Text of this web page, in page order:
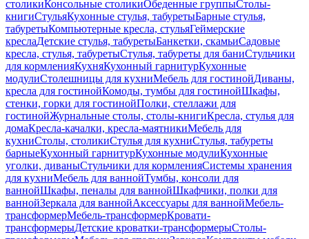
столикиКонсольные столикиОбеденные группыСтолы-
книгиСтульяКухонные стулья, табуретыБарные стулья,
табуретыКомпьютерные кресла, стульяГеймерские
креслаДетские стулья, табуретыБанкетки, скамьиСадовые
кресла, стулья, табуретыСтулья, табуреты для баниСтульчики
для кормленияКухняКухонный гарнитурКухонные
модулиСтолешницы для кухниМебель для гостинойДиваны,
кресла для гостинойКомоды, тумбы для гостинойШкафы,
стенки, горки для гостинойПолки, стеллажи для
гостинойЖурнальные столы, столы-книгиКресла, стулья для
домаКресла-качалки, кресла-маятникиМебель для
кухниСтолы, столикиСтулья для кухниСтулья, табуреты
барныеКухонный гарнитурКухонные модулиКухонные
уголки, диваныСтульчики для кормленияСистемы хранения
для кухниМебель для ваннойТумбы, консоли для
ваннойШкафы, пеналы для ваннойШкафчики, полки для
ваннойЗеркала для ваннойАксессуары для ваннойМебель-
трансформерМебель-трансформерКровати-
трансформерыДетские кроватки-трансформерыСтолы-